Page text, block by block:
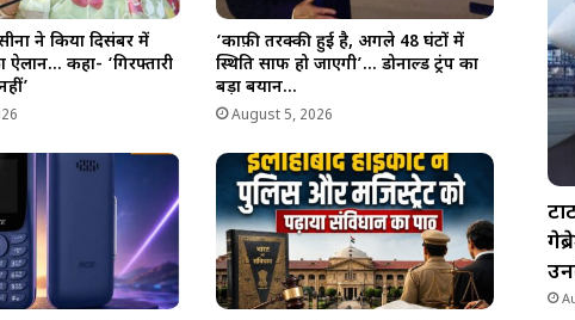
ने किया दिसंबर में
कहा- ‘गिरफ्तारी
‘काफ़ी तरक्की हुई है, अगले 48 घंटों में
स्थिति साफ हो जाएगी’… डोनाल्ड ट्रंप का
बड़ा बयान…
August 5, 2026